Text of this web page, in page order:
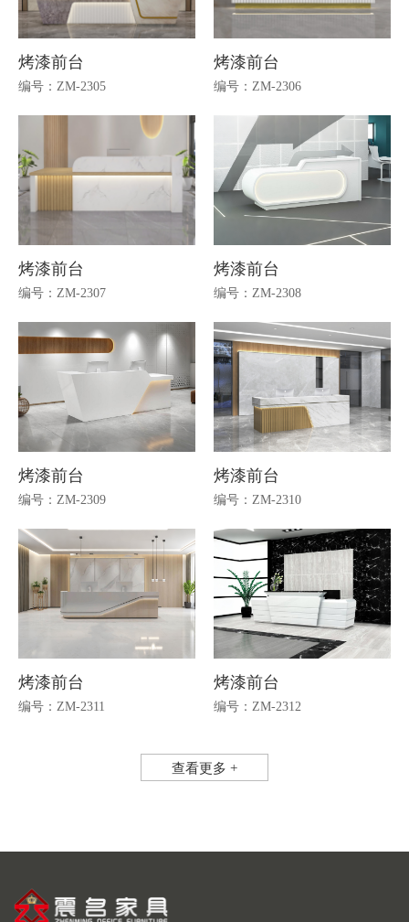
烤漆前台
编号：ZM-2305
烤漆前台
编号：ZM-2306
烤漆前台
编号：ZM-2307
烤漆前台
编号：ZM-2308
烤漆前台
编号：ZM-2309
烤漆前台
编号：ZM-2310
烤漆前台
编号：ZM-2311
烤漆前台
编号：ZM-2312
查看更多 +